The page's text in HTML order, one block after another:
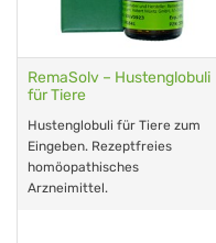
RemaSolv – Hustenglobuli
für Tiere
Hustenglobuli für Tiere zum
Eingeben. Rezeptfreies
homöopathisches
Arzneimittel.